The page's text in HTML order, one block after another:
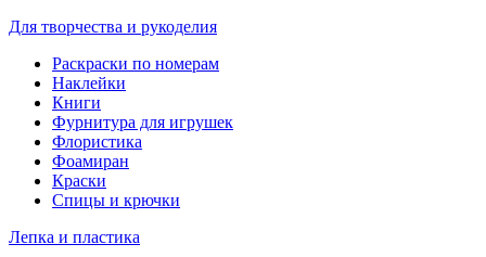
Для творчества и рукоделия
Раскраски по номерам
Наклейки
Книги
Фурнитура для игрушек
Флористика
Фоамиран
Краски
Спицы и крючки
Лепка и пластика